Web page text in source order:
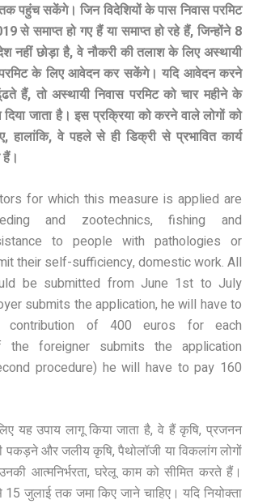
पहुंच सकेंगे। जिन विदेशियों के पास निवास परमिट
से समाप्त हो गए हैं या समाप्त हो रहे हैं, जिन्होंने 8
नहीं छोड़ा है, वे नौकरी की तलाश के लिए अस्थायी
के लिए आवेदन कर सकेंगे। यदि आवेदन करने
हैं, तो अस्थायी निवास परमिट को चार महीने के
जाता है। इस प्रक्रिया को करने वाले लोगों को
हालांकि, वे पहले से ही डिक्री से प्रभावित कार्य
for which this measure is applied are
and zootechnics, fishing and
to people with pathologies or
their self-sufficiency, domestic work. All
be submitted from June 1st to July
submits the application, he will have to
of 400 euros for each
the foreigner submits the application
procedure) he will have to pay 160
यह उपाय लागू किया जाता है, वे हैं कृषि, प्रजनन
और जलीय कृषि, पैथोलॉजी या विकलांग लोगों
आत्मनिर्भरता, घरेलू काम को सीमित करते हैं।
जुलाई तक जमा किए जाने चाहिए। यदि नियोक्ता